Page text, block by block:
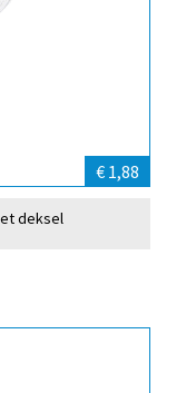
€ 1,88
deksel